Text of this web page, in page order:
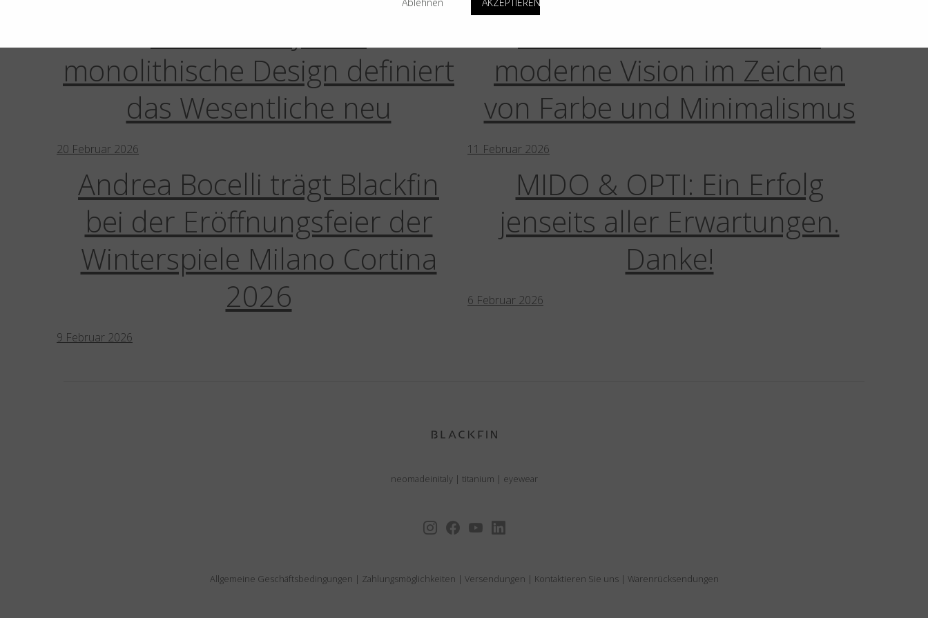
monolithische Design definiert
das Wesentliche neu
20 Februar 2026
moderne Vision im Zeichen
von Farbe und Minimalismus
11 Februar 2026
Andrea Bocelli trägt Blackfin
bei der Eröffnungsfeier der
Winterspiele Milano Cortina
2026
9 Februar 2026
MIDO & OPTI: Ein Erfolg
jenseits aller Erwartungen.
Danke!
6 Februar 2026
neomadeinitaly | titanium | eyewear
Allgemeine Geschäftsbedingungen | Zahlungsmöglichkeiten | Versendungen | Kontaktieren Sie uns | Warenrücksendungen